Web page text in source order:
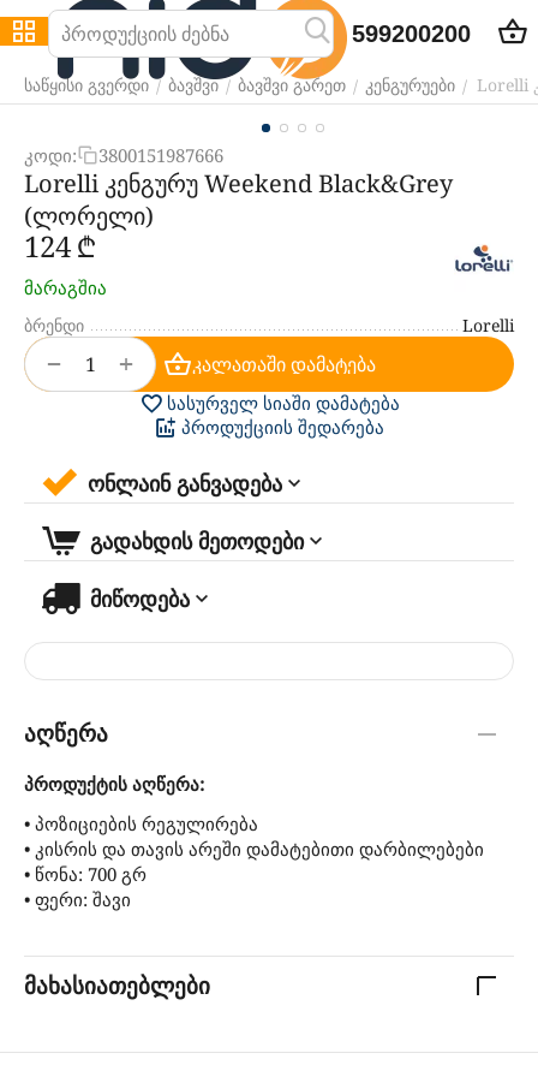
599200200
საწყისი გვერდი / ბავშვი / ბავშვი გარეთ / კენგურუები / Lorelli
კოდი: 3800151987666
Lorelli კენგურუ Weekend Black&Grey
(ლორელი)
‍124‍₾
მარაგშია
ბრენდი Lorelli
+
− კალათაში დამატება
სასურველ სიაში დამატება
პროდუქციის შედარება
ონლაინ განვადება
გადახდის მეთოდები
მიწოდება
აღწერა
პროდუქტის აღწერა:
• პოზიციების რეგულირება
• კისრის და თავის არეში დამატებითი დარბილებები
• წონა: 700 გრ
• ფერი: შავი
მახასიათებლები